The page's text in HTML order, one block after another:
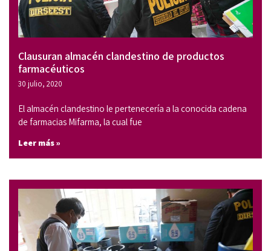
Clausuran almacén clandestino de productos
farmacéuticos
30 julio, 2020
El almacén clandestino le pertenecería a la conocida cadena
de farmacias Mifarma, la cual fue
Leer más »